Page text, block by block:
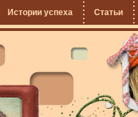
Истории успеха Статьи